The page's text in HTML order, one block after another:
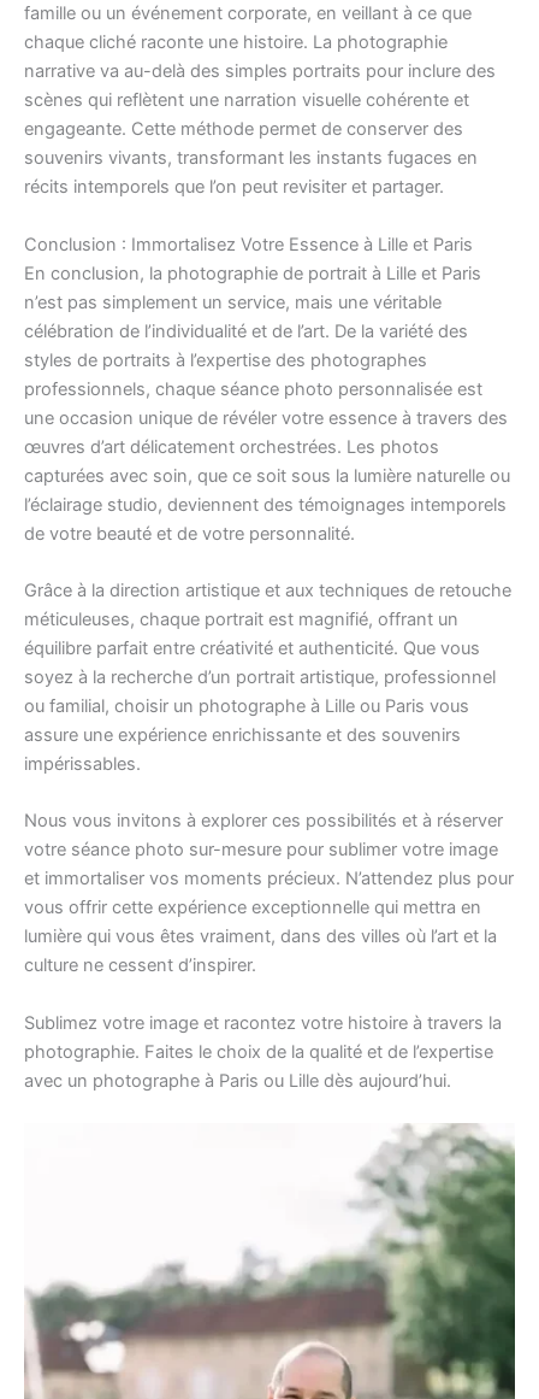
famille ou un événement corporate, en veillant à ce que
chaque cliché raconte une histoire. La photographie
narrative va au-delà des simples portraits pour inclure des
scènes qui reflètent une narration visuelle cohérente et
engageante. Cette méthode permet de conserver des
souvenirs vivants, transformant les instants fugaces en
récits intemporels que l’on peut revisiter et partager.
Conclusion : Immortalisez Votre Essence à Lille et Paris
En conclusion, la photographie de portrait à Lille et Paris
n’est pas simplement un service, mais une véritable
célébration de l’individualité et de l’art. De la variété des
styles de portraits à l’expertise des photographes
professionnels, chaque séance photo personnalisée est
une occasion unique de révéler votre essence à travers des
œuvres d’art délicatement orchestrées. Les photos
capturées avec soin, que ce soit sous la lumière naturelle ou
l’éclairage studio, deviennent des témoignages intemporels
de votre beauté et de votre personnalité.
Grâce à la direction artistique et aux techniques de retouche
méticuleuses, chaque portrait est magnifié, offrant un
équilibre parfait entre créativité et authenticité. Que vous
soyez à la recherche d’un portrait artistique, professionnel
ou familial, choisir un photographe à Lille ou Paris vous
assure une expérience enrichissante et des souvenirs
impérissables.
Nous vous invitons à explorer ces possibilités et à réserver
votre séance photo sur-mesure pour sublimer votre image
et immortaliser vos moments précieux. N’attendez plus pour
vous offrir cette expérience exceptionnelle qui mettra en
lumière qui vous êtes vraiment, dans des villes où l’art et la
culture ne cessent d’inspirer.
Sublimez votre image et racontez votre histoire à travers la
photographie. Faites le choix de la qualité et de l’expertise
avec un photographe à Paris ou Lille dès aujourd’hui.